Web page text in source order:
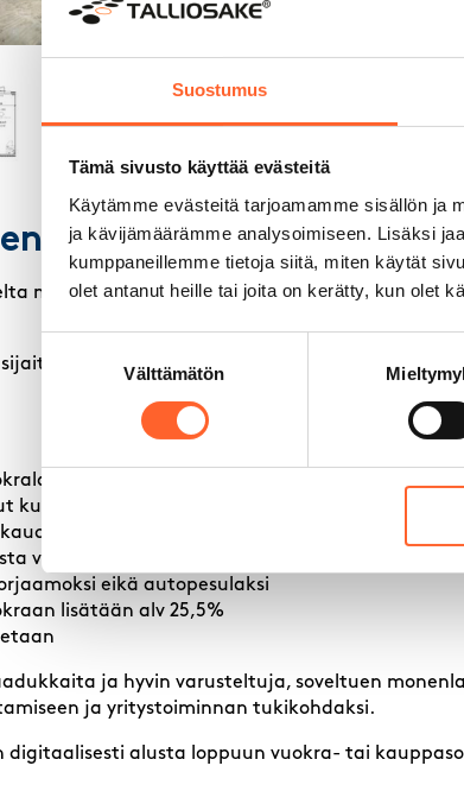
Suostumus
Tämä sivusto käyttää evästeitä
Käytämme evästeitä tarjoamamme sisällön ja
ja kävijämäärämme analysoimiseen. Lisäksi
kumppaneillemme tietoja siitä, miten käytät
olet antanut heille tai joita on kerätty, kun olet
valinta
Välttämätön
tila vuokrattavana
monikäyttöinen varasto, autotalli, harraste-,
lähellä Kehä III:sta ja Lahdenväylää. Lyhyt
tekee oman sähkösopimuksen
kulutuksen mukaan
vuokraa vastaava määrä
vuokralaista
eikä autopesulaksi
lisätään alv 25,5%
ja hyvin varusteltuja, soveltuen
ja yritystoiminnan tukikohdaksi.
digitaalisesti alusta loppuun vuokra- tai